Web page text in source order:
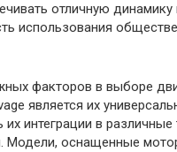
отличную динамику
использования
факторов в выборе
является их
интеграции в различные
Модели, оснащенные